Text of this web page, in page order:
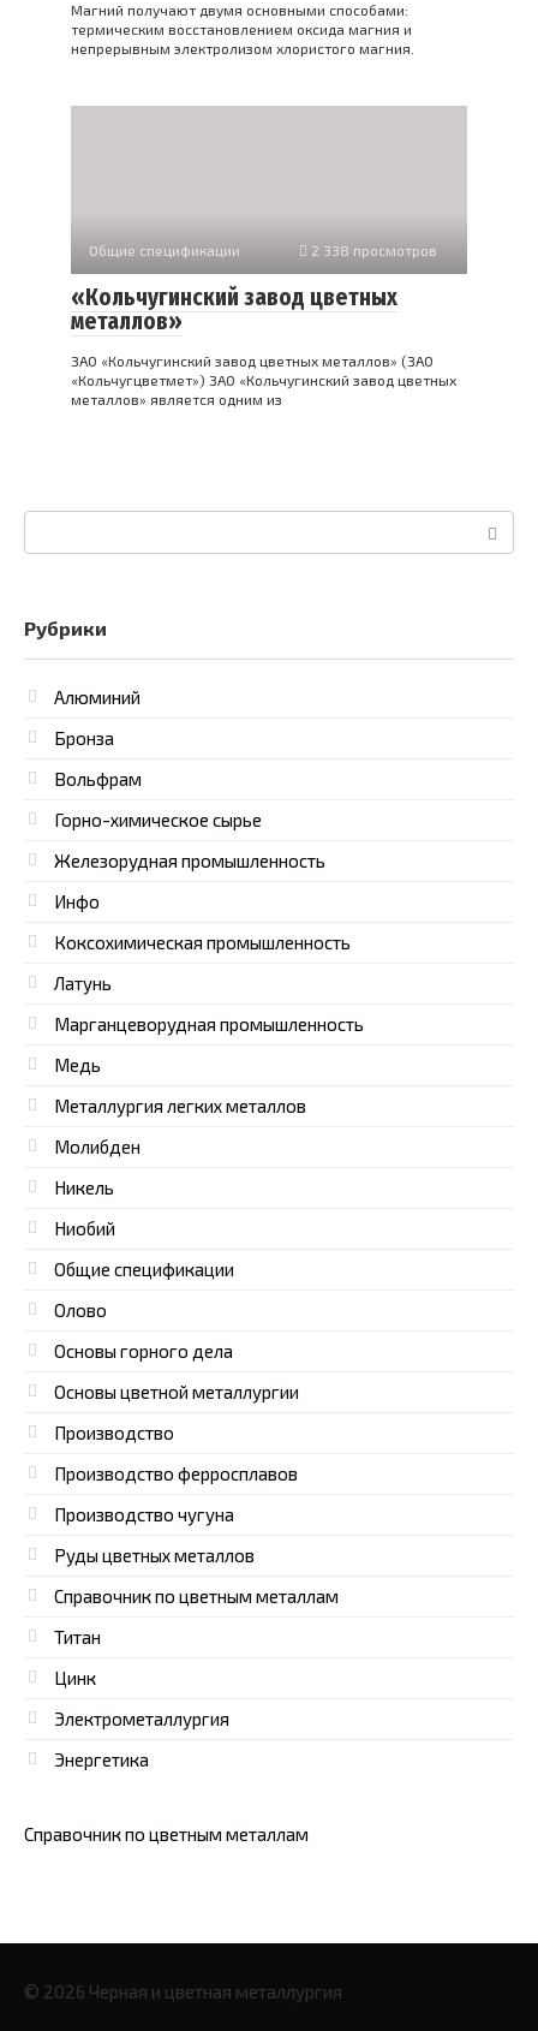
Магний получают двумя основными способами:
термическим восстановлением оксида магния и
непрерывным электролизом хлористого магния.
Общие спецификации 2 338 просмотров
«Кольчугинский завод цветных
металлов»
ЗАО «Кольчугинский завод цветных металлов» (ЗАО
«Кольчугцветмет») ЗАО «Кольчугинский завод цветных
металлов» является одним из
Поиск:
Рубрики
Алюминий
Бронза
Вольфрам
Горно-химическое сырье
Железорудная промышленность
Инфо
Коксохимическая промышленность
Латунь
Марганцеворудная промышленность
Медь
Металлургия легких металлов
Молибден
Никель
Ниобий
Общие спецификации
Олово
Основы горного дела
Основы цветной металлургии
Производство
Производство ферросплавов
Производство чугуна
Руды цветных металлов
Справочник по цветным металлам
Титан
Цинк
Электрометаллургия
Энергетика
Справочник по цветным металлам
© 2026 Черная и цветная металлургия